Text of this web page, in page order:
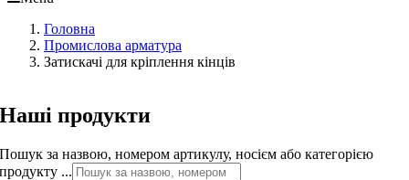
Головна
Промислова арматура
Затискачі для кріплення кінців
Наші продукти
Пошук за назвою, номером артикулу, носієм або категорією
продукту ...